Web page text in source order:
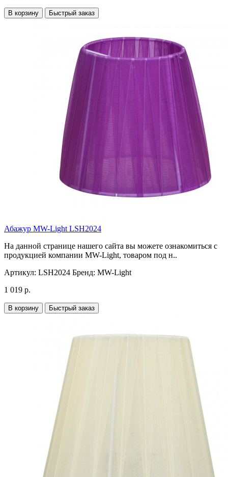
В корзину Быстрый заказ
Абажур MW-Light LSH2024
На данной странице нашего сайта вы можете ознакомиться с
продукцией компании MW-Light, товаром под н..
Артикул: LSH2024 Бренд: MW-Light
1 019 р.
В корзину Быстрый заказ